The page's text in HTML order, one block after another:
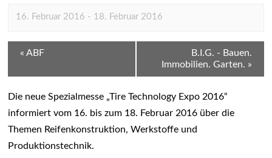
16. Februar 2016 - 18. Februar 2016
r
a
n
s
« ABF
B.I.G. - Bauen.
Immobilien. Garten. »
Die neue Spezialmesse „Tire Technology Expo 2016“
informiert vom 16. bis zum 18. Februar 2016 über die
Themen Reifenkonstruktion, Werkstoffe und
Produktionstechnik.